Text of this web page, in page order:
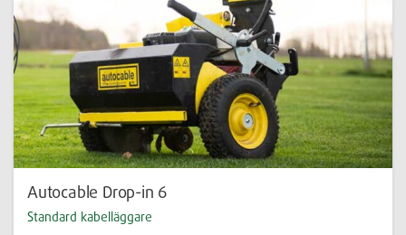
Autocable Drop-in 6
Standard kabelläggare